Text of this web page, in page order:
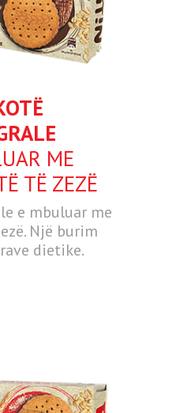
ME
TË ZEZË
e mbuluar me
Një burim
dietike.